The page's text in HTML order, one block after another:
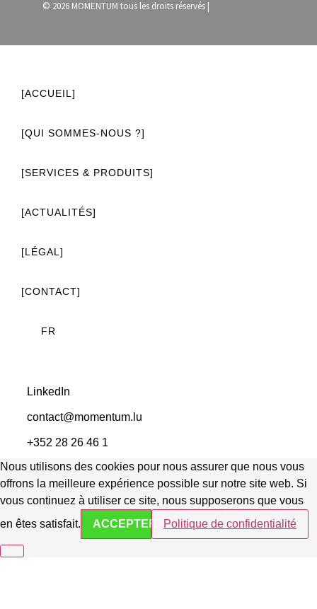
© 2026 MOMENTUM tous les droits réservés |
[ACCUEIL]
[QUI SOMMES-NOUS ?]
[SERVICES & PRODUITS]
[ACTUALITÉS]
[LÉGAL]
[CONTACT]
FR
LinkedIn
contact@momentum.lu
+352 28 26 46 1
Nous utilisons des cookies pour nous assurer que nous vous
offrons la meilleure expérience possible sur notre site web. Si
vous continuez à utiliser ce site, nous supposerons que vous
en êtes satisfait.
ACCEPTER Politique de confidentialité